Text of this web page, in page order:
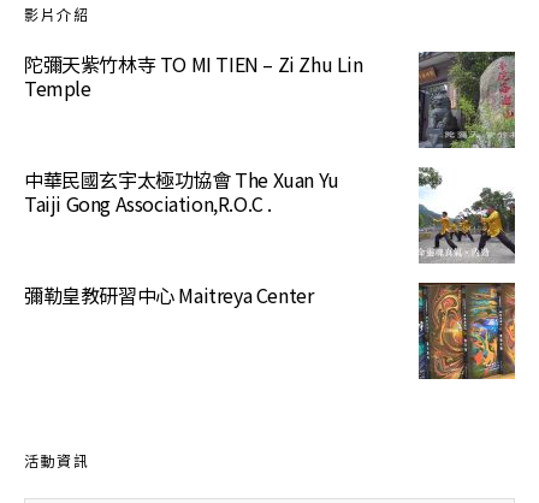
影片介紹
陀彌天紫竹林寺 TO MI TIEN – Zi Zhu Lin
Temple
中華民國玄宇太極功協會 The Xuan Yu
Taiji Gong Association,R.O.C .
彌勒皇教研習中心 Maitreya Center
活動資訊